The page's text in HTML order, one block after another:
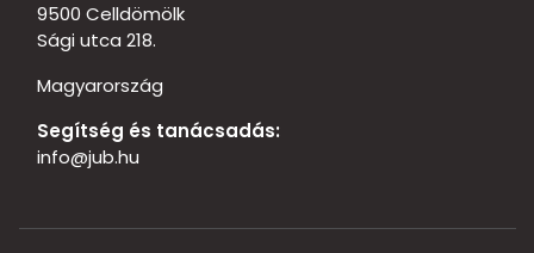
9500 Celldömölk
Sági utca 218.
Magyarország
Segítség és tanácsadás:
info@jub.hu